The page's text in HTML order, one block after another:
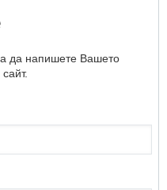
да напишете Вашето